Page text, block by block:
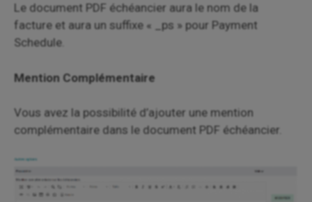
Le document PDF échéancier aura le nom de la
facture et aura un suffixe « _ps » pour Payment
Schedule.
Mention Complémentaire
Vous avez la possibilité d’ajouter une mention
complémentaire dans le document PDF échéancier.